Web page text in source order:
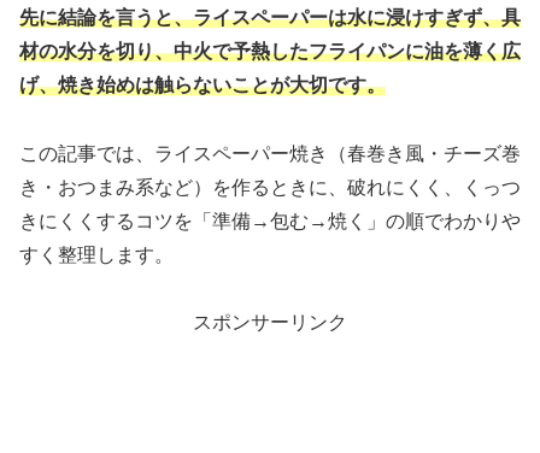
先に結論を言うと、ライスペーパーは水に浸けすぎず、具
材の水分を切り、中火で予熱したフライパンに油を薄く広
げ、焼き始めは触らないことが大切です。
この記事では、ライスペーパー焼き（春巻き風・チーズ巻
き・おつまみ系など）を作るときに、破れにくく、くっつ
きにくくするコツを「準備→包む→焼く」の順でわかりや
すく整理します。
スポンサーリンク